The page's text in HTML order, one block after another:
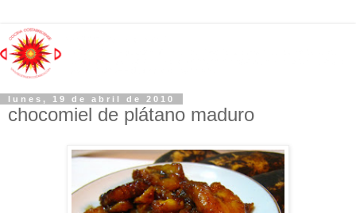
lunes, 19 de abril de 2010
chocomiel de plátano maduro